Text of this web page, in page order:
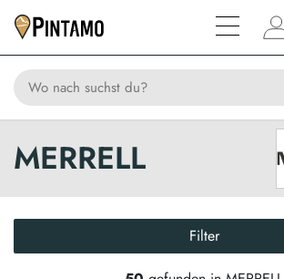
MERRELL
Filter